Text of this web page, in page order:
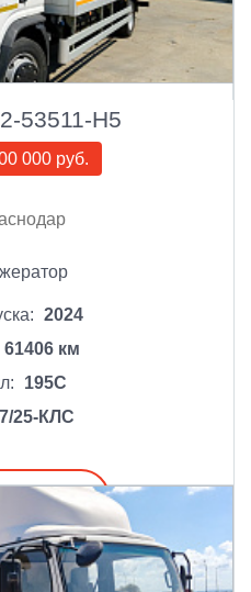
53511-Н5
000 руб.
2024
61406 км
195С
25-КЛС